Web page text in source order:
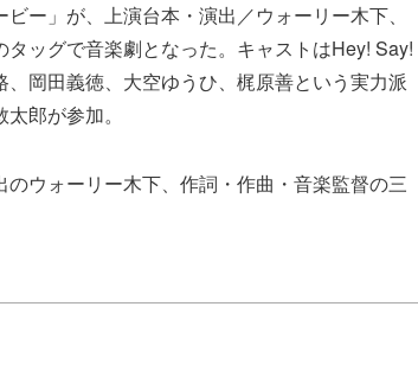
ー」が、上演台本・演出／ウォーリー木下、
ッグで音楽劇となった。キャストはHey! Say!
岡田義徳、大空ゆうひ、梶原善という実力派
郎が参加。
ウォーリー木下、作詞・作曲・音楽監督の三